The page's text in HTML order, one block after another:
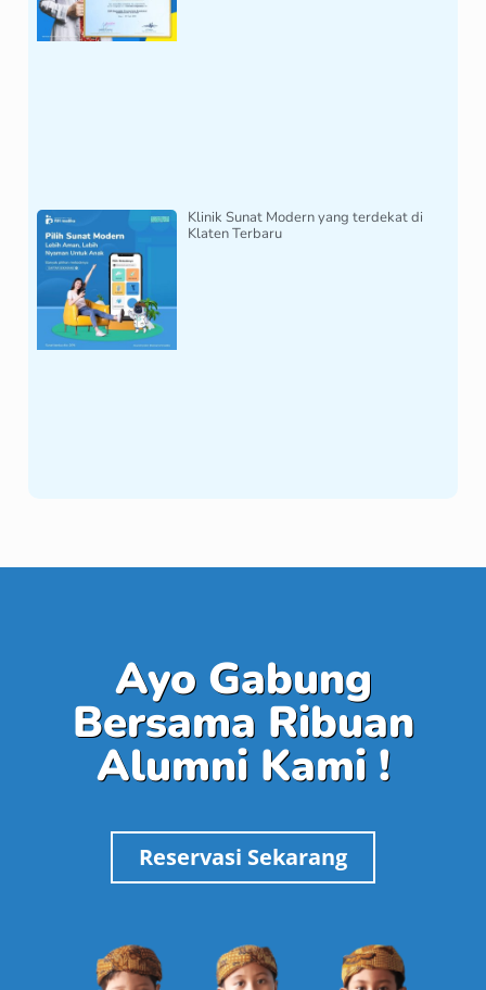
Klinik Sunat Modern yang terdekat di
Klaten Terbaru
Ayo Gabung
Bersama Ribuan
Alumni Kami !
Reservasi Sekarang